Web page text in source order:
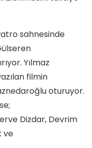
sahnesinde
Yılmaz
filmin
oturuyor.
Dizdar, Devrim
ve